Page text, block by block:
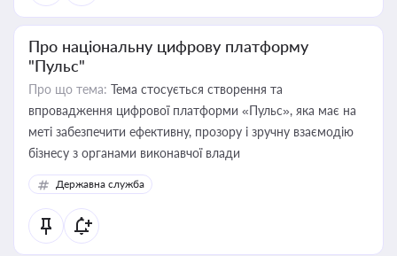
Про національну цифрову платформу
"Пульс"
Про що тема: Тема стосується створення та
впровадження цифрової платформи «Пульс», яка має на
меті забезпечити ефективну, прозору і зручну взаємодію
бізнесу з органами виконавчої влади
Державна служба